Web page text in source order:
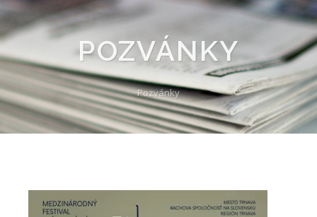
POZVÁNKY
Pozvánky